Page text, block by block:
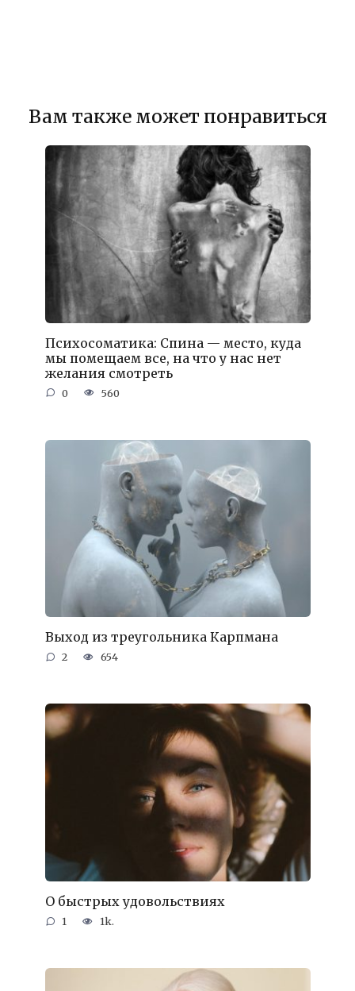
Вам также может понравиться
Психосоматика: Спина — место, куда
мы помещаем все, на что у нас нет
желания смотреть
0 560
Выход из треугольника Карпмана
2 654
О быстрых удовольствиях
1 1k.